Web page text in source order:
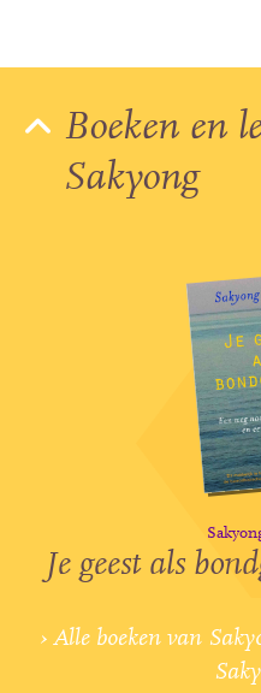
Boeken en
Sakyong
Je geest als
› Alle boeken van